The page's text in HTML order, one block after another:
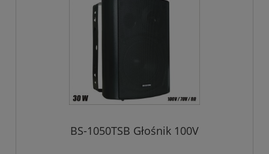
BS-1050TSB Głośnik 100V